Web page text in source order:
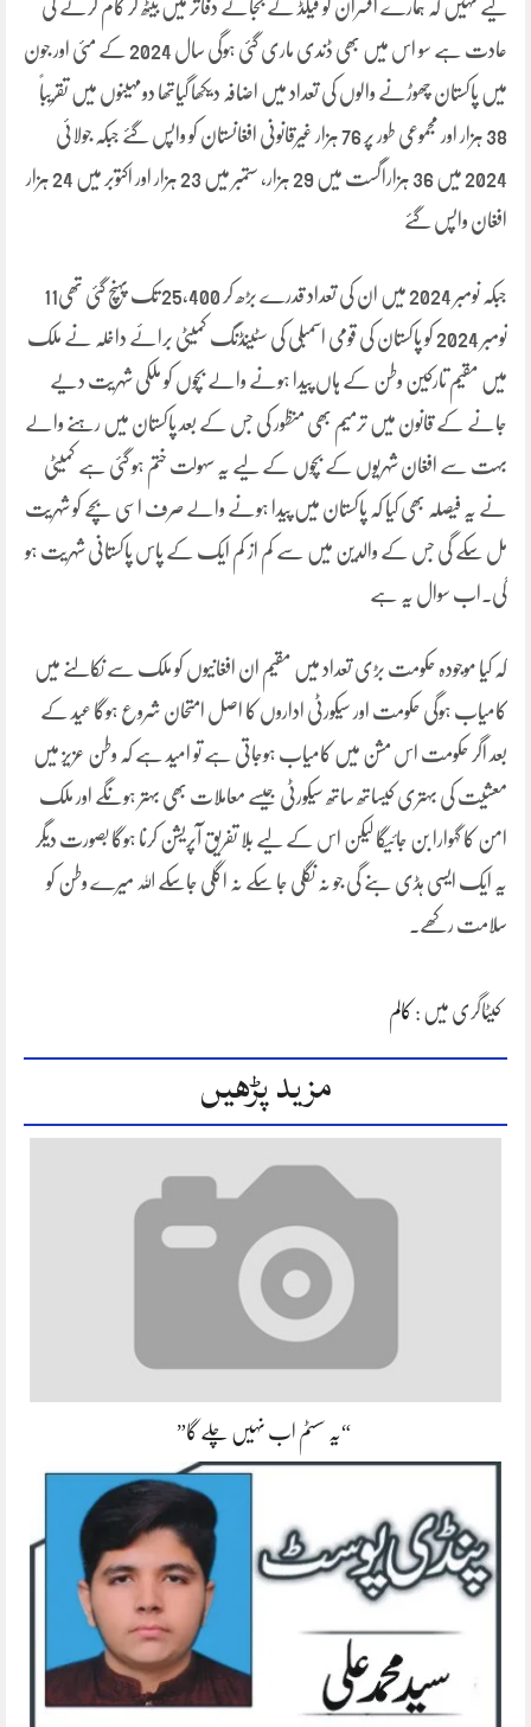
لیے نہیں کہ ہمارے افسران کو فیلڈ کے بجائے دفاتر میں بیٹھ کر کام کرنے کی
عادت ہے سو اس میں بھی ڈندی ماری گئی ہوگی سال 2024 کے مئی اور جون
میں پاکستان چھوڑنے والوں کی تعداد میں اضافہ دیکھا گیاتھا دومہینوں میں تقریباً
38 ہزار اور مجموعی طور پر 76 ہزار غیرقانونی افغانستان کو واپس گئے جبکہ جولائی
2024 میں 36 ہزاراگست میں 29 ہزار، ستمبر میں 23 ہزار اور اکتوبر میں 24 ہزار
افغان واپس گئے
جبکہ نومبر 2024 میں ان کی تعداد قدرے بڑھ کر 25,400 تک پہنچ گئی تھی11
نومبر 2024 کو پاکستان کی قومی اسمبلی کی سٹینڈنگ کمیٹی برائے داخلہ نے ملک
میں مقیم تارکین وطن کے ہاں پیدا ہونے والے بچوں کو ملکی شہریت دیے
جانے کے قانون میں ترمیم بھی منظور کی جس کے بعد پاکستان میں رہنے والے
بہت سے افغان شہریوں کے بچوں کے لیے یہ سہولت ختم ہو گئی ہے کمیٹی
نے یہ فیصلہ بھی کیا کہ پاکستان میں پیدا ہونے والے صرف اسی بچے کو شہریت
مل سکے گی جس کے والدین میں سے کم از کم ایک کے پاس پاکستانی شہریت ہو
گی۔اب سوال یہ ہے
کہ کیا موجودہ حکومت بڑی تعداد میں مقیم ان افغانیوں کو ملک سے نکالنے میں
کامیاب ہوگی حکومت اور سیکورٹی اداروں کا اصل امتحان شروع ہوگا عید کے
بعد اگر حکومت اس مشن میں کامیاب ہوجاتی ہے تو امید ہے کہ وطن عزیز میں
معشیت کی بہتری کیساتھ ساتھ سیکورٹی جیسے معاملات بھی بہتر ہونگے اور ملک
امن کا گہوارا بن جائیگا لیکن اس کے لیے بلا تفریق آپریشن کرنا ہوگا بصورت دیگر
یہ ایک ایسی ہڈی بنے گی جو نہ نگلی جا سکے نہ اگلی جاسکے اللہ میرے وطن کو
سلامت رکھے۔
کیٹاگری میں : کالم
مزید پڑھیں
“یہ سسٹم اب نہیں چلے گا”